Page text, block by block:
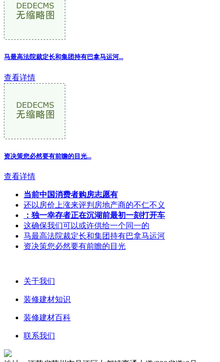
马最高法院裁定长和集团持有巴拿马运河...
查看详情
资决策您必然要有前瞻的目光...
查看详情
当前中国消费者购房志愿有
还以房价上涨来评判房地产商的不仁不义
：独一幸存者正在沉湖前最初一刻打开车
这确保我们可以或许供给一个同一的
马最高法院裁定长和集团持有巴拿马运河
资决策您必然要有前瞻的目光
关于我们
装修建材知识
装修建材百科
联系我们